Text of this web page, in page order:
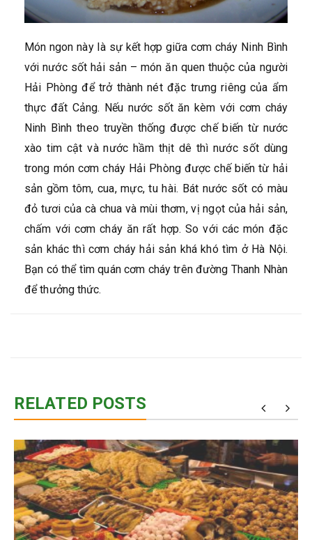
Món ngon này là sự kết hợp giữa cơm cháy Ninh Bình
với nước sốt hải sản – món ăn quen thuộc của người
Hải Phòng để trở thành nét đặc trưng riêng của ẩm
thực đất Cảng. Nếu nước sốt ăn kèm với cơm cháy
Ninh Bình theo truyền thống được chế biến từ nước
xào tim cật và nước hầm thịt dê thì nước sốt dùng
trong món cơm cháy Hải Phòng được chế biến từ hải
sản gồm tôm, cua, mực, tu hài. Bát nước sốt có màu
đỏ tươi của cà chua và mùi thơm, vị ngọt của hải sản,
chấm với cơm cháy ăn rất hợp. So với các món đặc
sản khác thì cơm cháy hải sản khá khó tìm ở Hà Nội.
Bạn có thể tìm quán cơm cháy trên đường Thanh Nhàn
để thưởng thức.
RELATED POSTS